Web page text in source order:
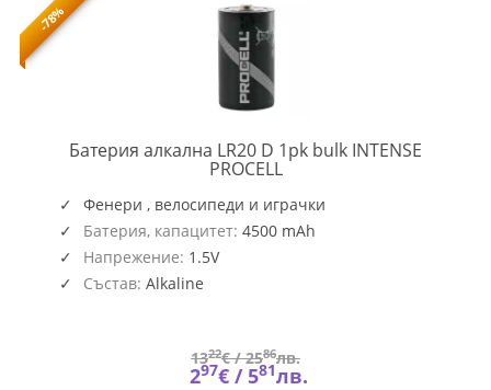
-78%
Батерия алкална LR20 D 1pk bulk INTENSE
PROCELLPROCELL-
1PK-
INT
Фенери , велосипеди и играчки
Батерия, капацитет: 4500 mAh
Напрежение: 1.5V
Състав: Alkaline
1322€ /2586лв.
297€ / 581лв.